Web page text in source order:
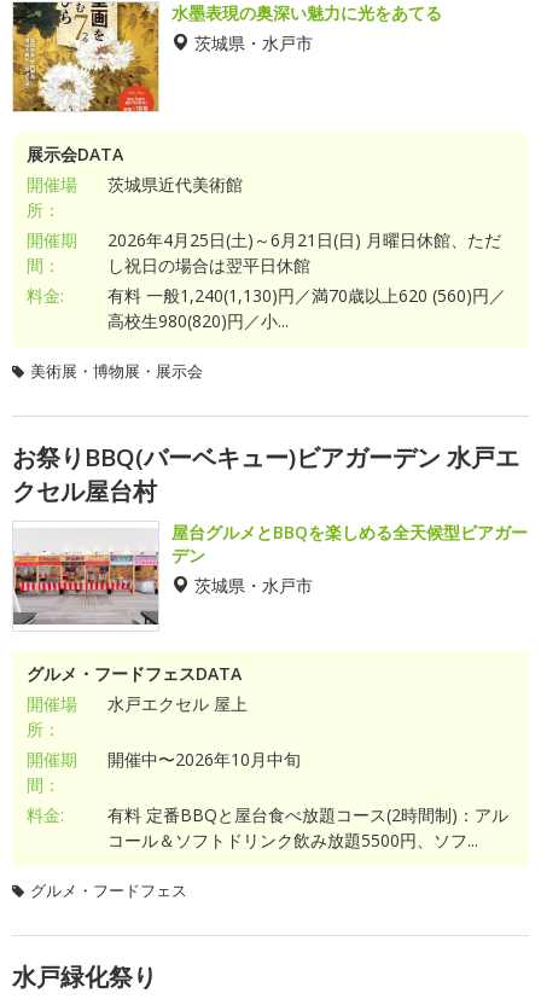
水墨表現の奥深い魅力に光をあてる
茨城県・水戸市
展示会DATA
開催場
所：
茨城県近代美術館
開催期
間：
2026年4月25日(土)～6月21日(日) 月曜日休館、ただ
し祝日の場合は翌平日休館
料金:
有料 一般1,240(1,130)円／満70歳以上620 (560)円／
高校生980(820)円／小...
美術展・博物展・展示会
お祭りBBQ(バーベキュー)ビアガーデン 水戸エ
クセル屋台村
屋台グルメとBBQを楽しめる全天候型ビアガー
デン
茨城県・水戸市
グルメ・フードフェスDATA
開催場
所：
水戸エクセル 屋上
開催期
間：
開催中〜2026年10月中旬
料金:
有料 定番BBQと屋台食べ放題コース(2時間制)：アル
コール＆ソフトドリンク飲み放題5500円、ソフ...
グルメ・フードフェス
水戸緑化祭り